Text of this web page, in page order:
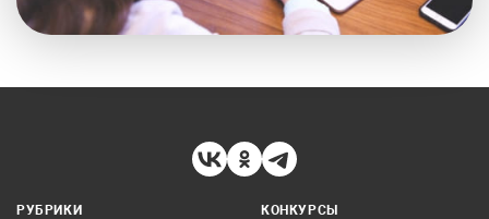
РУБРИКИ
КОНКУРСЫ